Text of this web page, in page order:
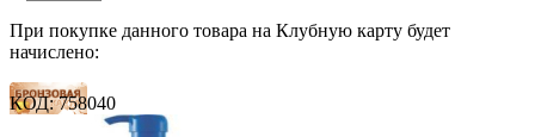
При покупке данного товара на Клубную карту будет
начислено:
40 баллов
КОД: 758040